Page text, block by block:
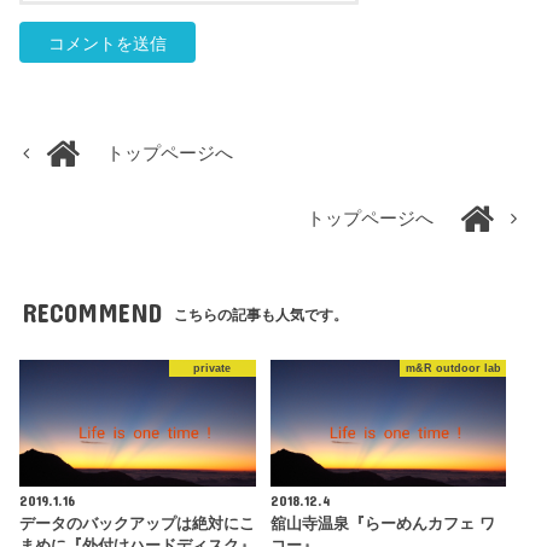
トップページへ
トップページへ
RECOMMEND こちらの記事も人気です。
private
2019.1.16
データのバックアップは絶対にこ
m&R outdoor lab
2018.12.4
舘山寺温泉『らーめんカフェ ワ